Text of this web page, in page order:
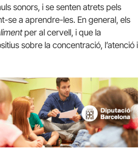
sonors, i se senten atrets pels
se a aprendre-les. En general, els
per al cervell, i que la
sobre la concentració, l’atenció i